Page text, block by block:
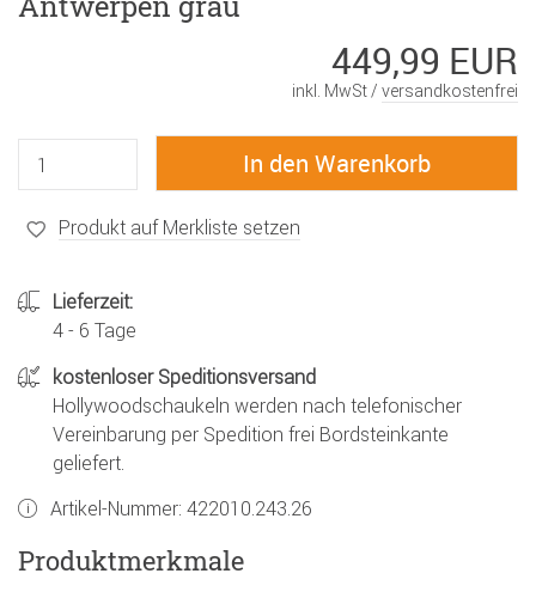
449,99 EUR
inkl. MwSt / versandkostenfrei
Produkt auf Merkliste setzen
Lieferzeit:
4 - 6 Tage
kostenloser Speditionsversand
Hollywoodschaukeln werden nach telefonischer
Vereinbarung per Spedition frei Bordsteinkante
geliefert.
Artikel-Nummer: 422010.243.26
Produktmerkmale